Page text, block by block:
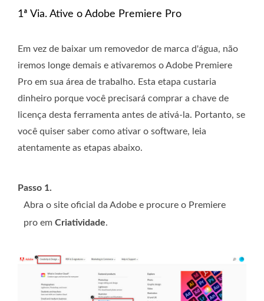
1ª Via. Ative o Adobe Premiere Pro
Em vez de baixar um removedor de marca d'água, não
iremos longe demais e ativaremos o Adobe Premiere
Pro em sua área de trabalho. Esta etapa custaria
dinheiro porque você precisará comprar a chave de
licença desta ferramenta antes de ativá-la. Portanto, se
você quiser saber como ativar o software, leia
atentamente as etapas abaixo.
Passo 1.
Abra o site oficial da Adobe e procure o Premiere
pro em Criatividade.